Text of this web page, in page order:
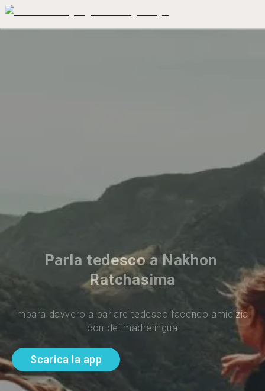
Parla tedesco a Nakhon
Ratchasima
Impara davvero a parlare tedesco facendo amicizia
con dei madrelingua
Scarica la app